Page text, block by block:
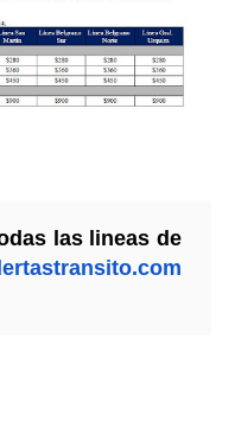
las lineas de